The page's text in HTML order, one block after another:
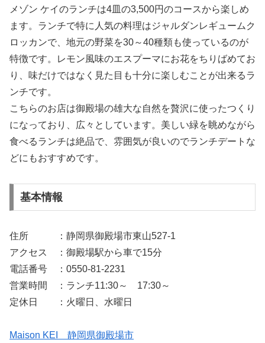
メゾン ケイのランチは4皿の3,500円のコースから楽しめ
ます。ランチで特に人気の料理はジャルダンレギュームク
ロッカンで、地元の野菜を30～40種類も使っているのが
特徴です。レモン風味のエスプーマにお花をちりばめてお
り、味だけではなく見た目も十分に楽しむことが出来るラ
ンチです。
こちらのお店は御殿場の雄大な自然を贅沢に使ったつくり
になっており、広々としています。美しい緑を眺めながら
食べるランチは絶品で、雰囲気が良いのでランチデートな
どにもおすすめです。
基本情報
住所 ：静岡県御殿場市東山527-1
アクセス ：御殿場駅から車で15分
電話番号 ：0550-81-2231
営業時間 ：ランチ11:30～ 17:30～
定休日 ：火曜日、水曜日
Maison KEI 静岡県御殿場市